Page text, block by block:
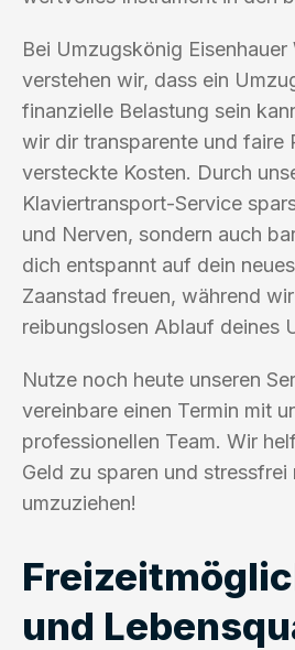
Bei Umzugskönig
verstehen wir, dass ein
finanzielle Belastung sein
wir dir transparente und faire
versteckte Kosten. Durch
Klaviertransport-Service
und Nerven, sondern auch
dich entspannt auf dein
Zaanstad freuen, während
reibungslosen Ablauf deines
Nutze noch heute unseren
vereinbare einen Termin mit
professionellen Team. Wir
Geld zu sparen und stressfrei
umzuziehen!
und